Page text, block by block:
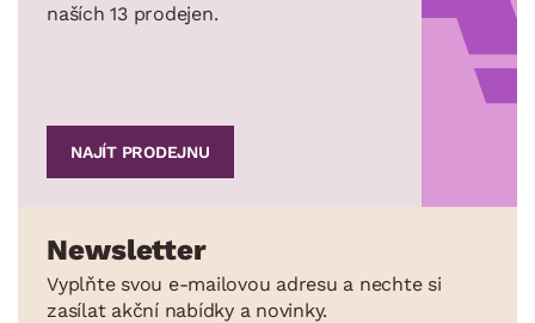
naších 13 prodejen.
NAJÍT PRODEJNU
Newsletter
Vyplňte svou e-mailovou adresu a nechte si
zasílat akční nabídky a novinky.